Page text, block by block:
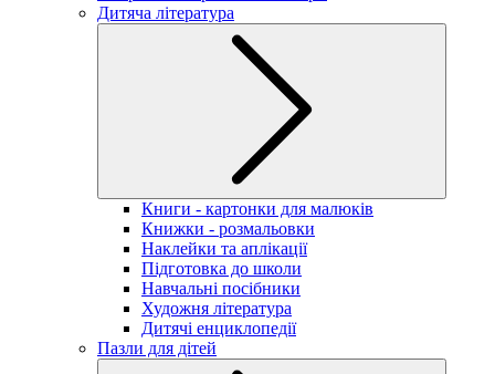
Дитяча література
Книги - картонки для малюків
Книжки - розмальовки
Наклейки та аплікації
Підготовка до школи
Навчальні посібники
Художня література
Дитячі енциклопедії
Пазли для дітей